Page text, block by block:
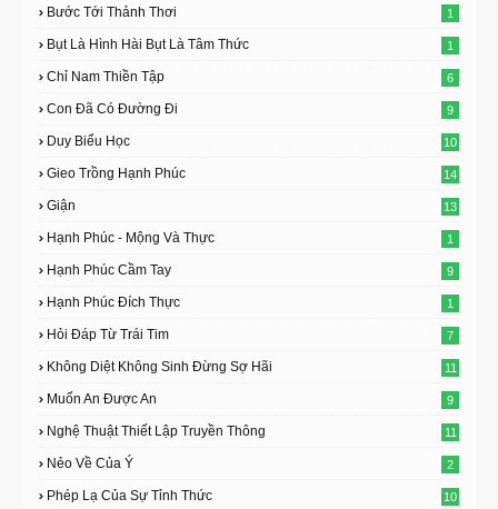
Bước Tới Thảnh Thơi 1
Bụt Là Hình Hài Bụt Là Tâm Thức 1
Chỉ Nam Thiền Tập 6
Con Đã Có Đường Đi 9
Duy Biểu Học 10
Gieo Trồng Hạnh Phúc 14
Giận 13
Hạnh Phúc - Mộng Và Thực 1
Hạnh Phúc Cầm Tay 9
Hạnh Phúc Đích Thực 1
Hỏi Đáp Từ Trái Tim 7
Không Diệt Không Sinh Đừng Sợ Hãi 11
Muốn An Được An 9
Nghệ Thuật Thiết Lập Truyền Thông 11
Nẻo Về Của Ý 2
Phép Lạ Của Sự Tỉnh Thức 10